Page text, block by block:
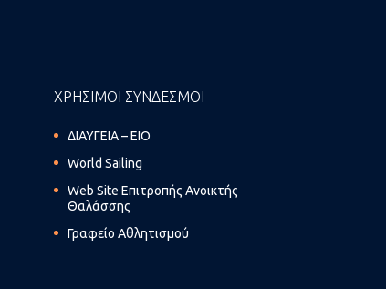
ΧΡΗΣΙΜΟΙ ΣΥΝΔΕΣΜΟΙ
ΔΙΑΥΓΕΙΑ – ΕΙΟ
World Sailing
Web Site Επιτροπής Ανοικτής
Θαλάσσης
Γραφείο Αθλητισμού